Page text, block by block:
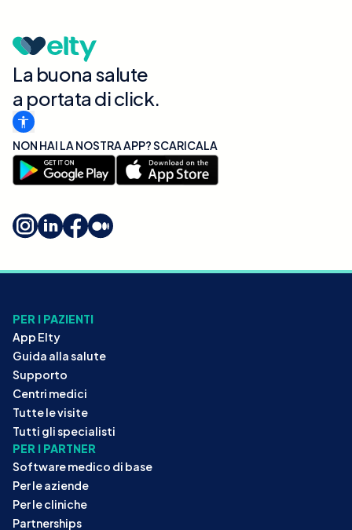
La buona salute
a portata di click.
NON HAI LA NOSTRA APP? SCARICALA
PER I PAZIENTI
App Elty
Guida alla salute
Supporto
Centri medici
Tutte le visite
Tutti gli specialisti
PER I PARTNER
Software medico di base
Per le aziende
Per le cliniche
Partnerships